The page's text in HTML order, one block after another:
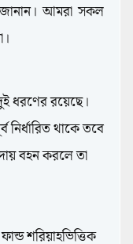
আমরা সকল
ধরণের রয়েছে।
নির্ধারিত থাকে তবে
বহন করলে তা
শরিয়াহভিত্তিক